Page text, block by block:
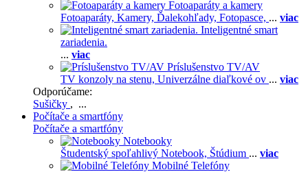
Fotoaparáty a kamery
Fotoaparáty, Kamery, Ďalekohľady, Fotopasce, ... viac
Inteligentné smart
zariadenia.
... viac
Príslušenstvo TV/AV
TV konzoly na stenu, Univerzálne diaľkové ov ... viac
Odporúčame:
Sušičky , ...
Počítače a smartfóny
Počítače a smartfóny
Notebooky
Študentský spoľahlivý Notebook, Štúdium ... viac
Mobilné Telefóny